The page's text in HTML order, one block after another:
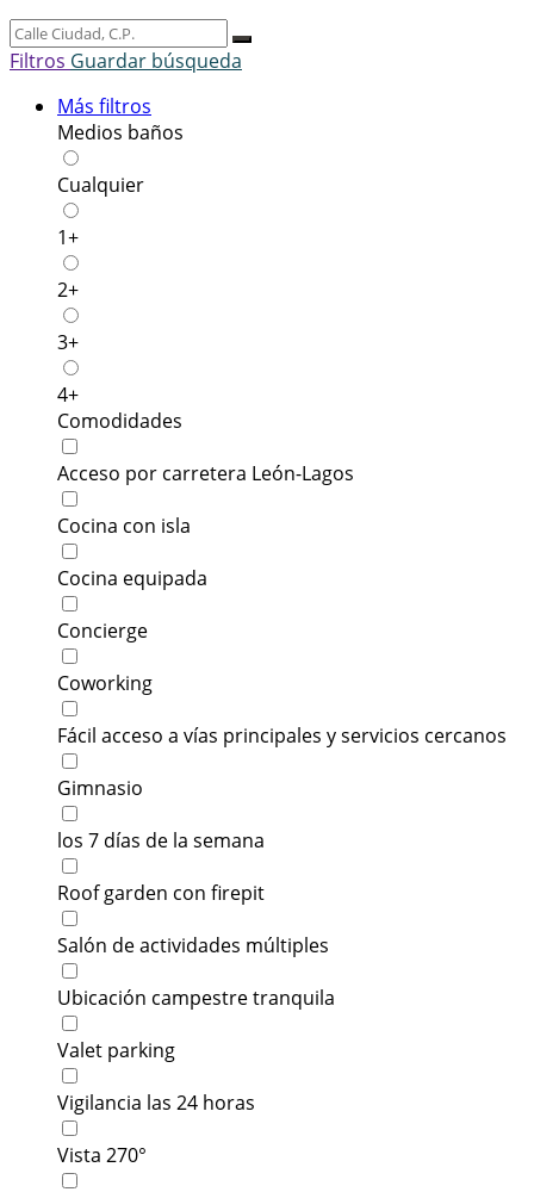
Filtros Guardar búsqueda
Más filtros
Medios baños
Cualquier
1+
2+
3+
4+
Comodidades
Acceso por carretera León-Lagos
Cocina con isla
Cocina equipada
Concierge
Coworking
Fácil acceso a vías principales y servicios cercanos
Gimnasio
los 7 días de la semana
Roof garden con firepit
Salón de actividades múltiples
Ubicación campestre tranquila
Valet parking
Vigilancia las 24 horas
Vista 270°